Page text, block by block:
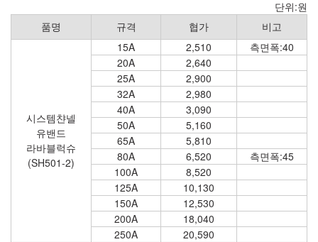
단위:원
품명
규격 협가 비고
시스템챤넬
유밴드
라바블럭슈
(SH501-2)
15A 2,510
측면폭:40
20A
2,640
25A
2,900
32A
2,980
40A
3,090
50A
5,160
65A
5,810
80A
6,520
측면폭:45
100A
8,520
125A
10,130
150A
12,530
200A
18,040
250A
20,590